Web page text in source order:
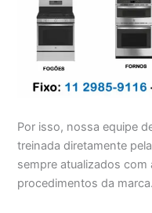
Por isso, nossa equipe
treinada diretamente
sempre atualizados
procedimentos da marca.